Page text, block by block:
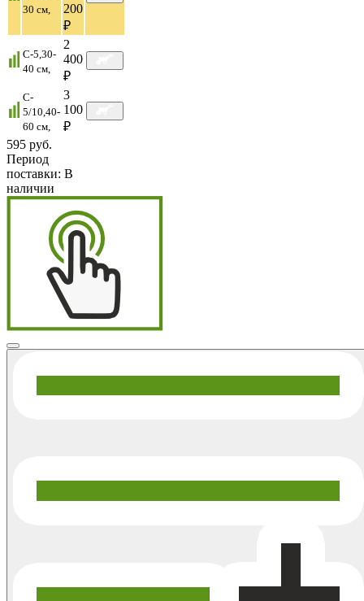
30 см,
200
₽
C-5,30-
40 см,
2
400
₽
C-
5/10,40-
60 см,
3
100
₽
595 руб.
Период
поставки: В
наличии